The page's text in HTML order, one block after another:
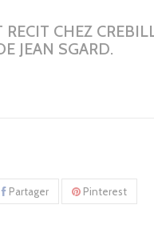
RECIT CHEZ
JEAN SGARD.
Partager Pinterest